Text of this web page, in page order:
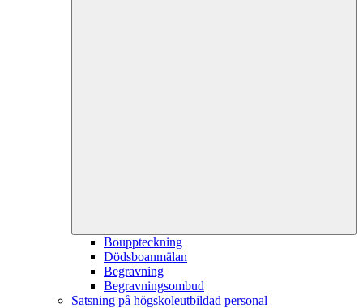
Bouppteckning
Dödsboanmälan
Begravning
Begravningsombud
Satsning på högskoleutbildad personal